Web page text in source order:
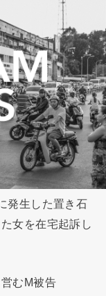
発生した置き石
女を在宅起訴し
むM被告